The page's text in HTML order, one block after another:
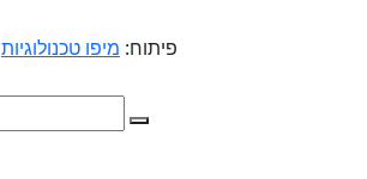
פיתוח: מיפו טכנולוגיות